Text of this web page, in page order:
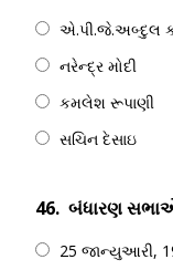
એ.પી.જે.અબ્દુલ
નરેન્દ્ર મોદી
કમલેશ રૂપાણી
સચિન દેસાઇ
46. બંધારણ સભાએ
25 જાન્યુઆરી,